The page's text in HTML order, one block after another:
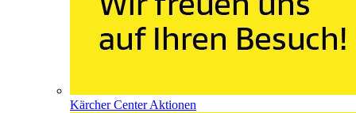
Kärcher Center Aktionen